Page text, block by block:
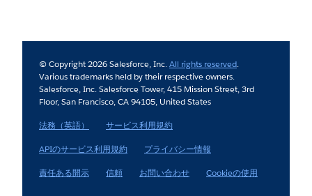
© Copyright 2026 Salesforce, Inc.All rights reserved.
Various trademarks held by their respective owners.
Salesforce, Inc. Salesforce Tower, 415 Mission Street, 3rd
Floor, San Francisco, CA 94105, United States
法務（英語）
サービス利用規約
APIのサービス利用規約
プライバシー情報
責任ある開示
信頼 お問い合わせ Cookieの使用